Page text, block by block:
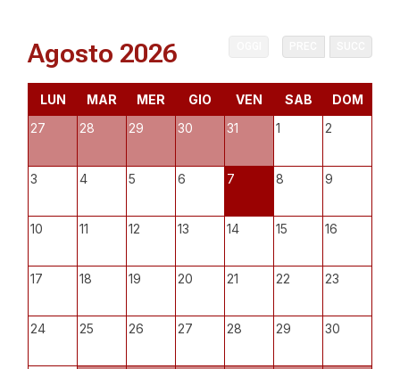
Agosto 2026
LUN MAR MER GIO VEN SAB
DOM
27
28 29 30 31 1 2
3 4 5 6 7 8 9
10 11 12 13 14 15 16
17 18 19 20 21 22 23
24 25 26 27 28 29 30